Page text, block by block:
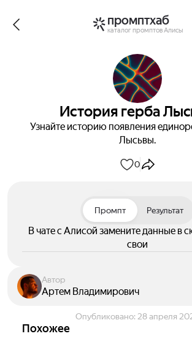
промптхаб
каталог промптов Алисы
История герба
Узнайте историю появления
Лысьвы.
0
Промпт Результат
В чате с Алисой замените данные в
свои
Автор
Артем Владимирович
Опубликовано: 28 апреля
Похожее